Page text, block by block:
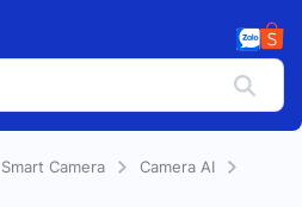
Smart Camera
Camera AI